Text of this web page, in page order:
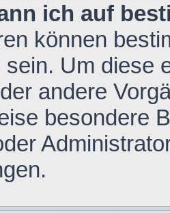
ich auf
können
Um diese
andere
besondere